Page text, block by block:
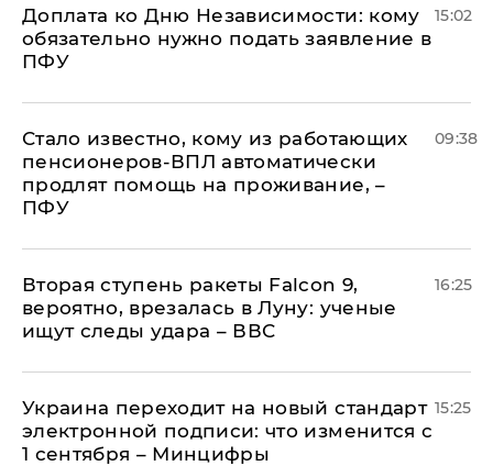
Доплата ко Дню Независимости: кому
обязательно нужно подать заявление в
ПФУ
15:02
Стало известно, кому из работающих
пенсионеров-ВПЛ автоматически
продлят помощь на проживание, –
ПФУ
09:38
Вторая ступень ракеты Falcon 9,
вероятно, врезалась в Луну: ученые
ищут следы удара – ВВС
16:25
Украина переходит на новый стандарт
электронной подписи: что изменится с
1 сентября – Минцифры
15:25